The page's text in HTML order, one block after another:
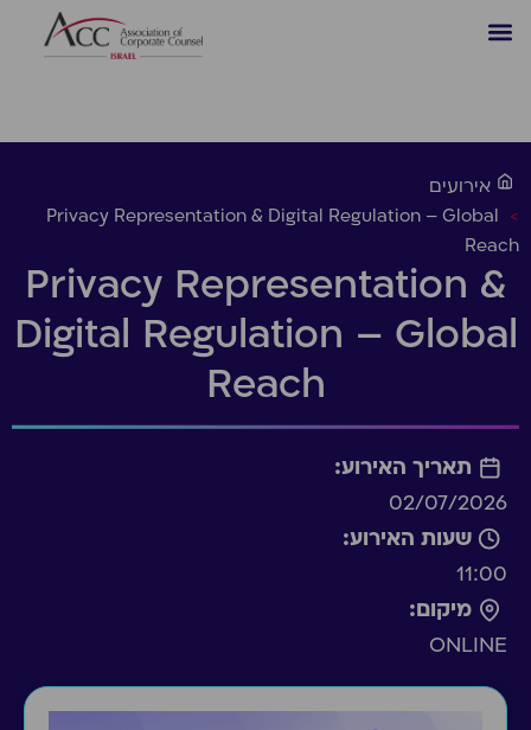
אירועים
>
Privacy Representation & Digital Regulation – Global
Reach
Privacy Representation &
Digital Regulation – Global
Reach
תאריך האירוע:
02/07/2026
שעות האירוע:
11:00
מיקום:
ONLINE